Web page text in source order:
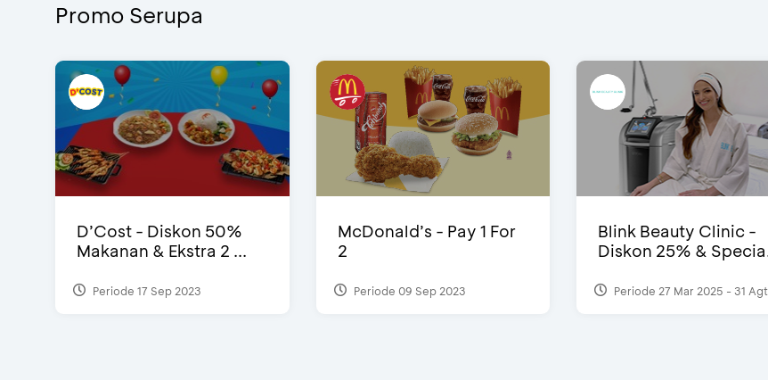
Promo Serupa
D’Cost - Diskon 50%
Makanan & Ekstra 2 ...
Periode 17 Sep 2023
McDonald’s - Pay 1 For
2
Periode 09 Sep 2023
Blink Beauty Clinic -
Diskon 25% &
Periode 27 Mar 2025 - 31